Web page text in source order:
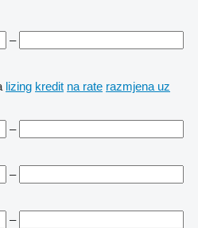
–
lizing kredit na rate razmjena uz
–
–
–